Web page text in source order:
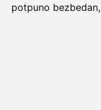
potpuno